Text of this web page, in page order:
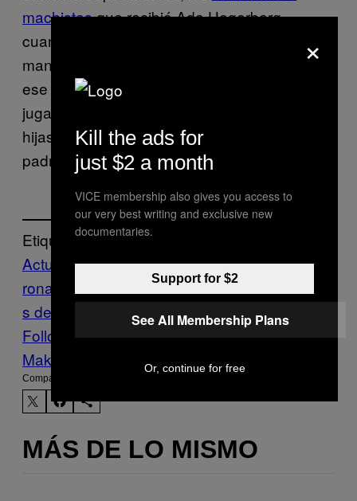
machistasque recibió Ada Hegerberg
cuando recibió el balón de Oro ponen de
manifiesto que aún queda mucho por hacer y
ese mucho pasa por el hecho de que
jugadores como Cristiano no excluyan a sus
hijas. Y junto a él, el resto de madres y
padres.
Etiquetado:
Actualidad cristiano
ronaldo
Feminismo Género machismo
s de género
sexismo
Follow Us On Discover
Make Us Preferred In Top Stories
Compartir:
MÁS DE LO MISMO
×
Kill the ads for
just $2 a month
VICE membership also gives you access to
our very best writing and exclusive new
documentaries.
Support for $2
See All Membership Plans
Or, continue for free